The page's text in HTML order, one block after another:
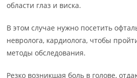
области глаз и виска.
В этом случае нужно посетить
невролога, кардиолога, чтобы
методы обследования.
Резко возникшая боль в голове,